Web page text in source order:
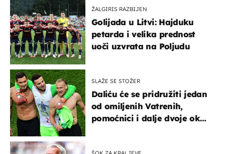
ŽALGIRIS RAZBIJEN
Golijada u Litvi: Hajduku
petarda i velika prednost
uoči uzvrata na Poljudu
SLAŽE SE STOŽER
Daliću će se pridružiti jedan
od omiljenih Vatrenih,
pomoćnici i dalje dvoje oko